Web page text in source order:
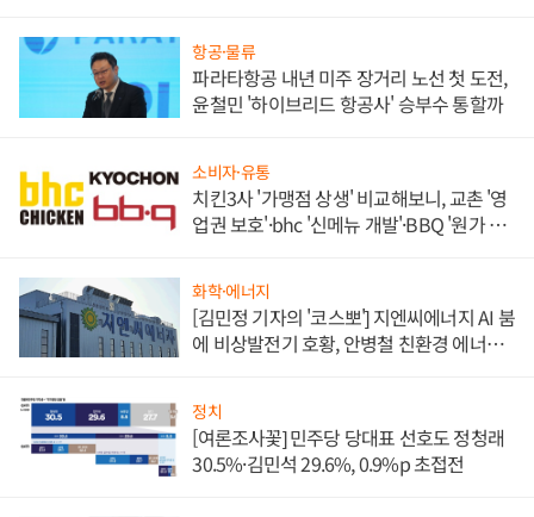
항공·물류
파라타항공 내년 미주 장거리 노선 첫 도전,
윤철민 '하이브리드 항공사' 승부수 통할까
소비자·유통
치킨3사 '가맹점 상생' 비교해보니, 교촌 '영
업권 보호'·bhc '신메뉴 개발'·BBQ '원가 부
화학·에너지
[김민정 기자의 '코스뽀'] 지엔씨에너지 AI 붐
에 비상발전기 호황, 안병철 친환경 에너지
정치
[여론조사꽃] 민주당 당대표 선호도 정청래
30.5%·김민석 29.6%, 0.9%p 초접전